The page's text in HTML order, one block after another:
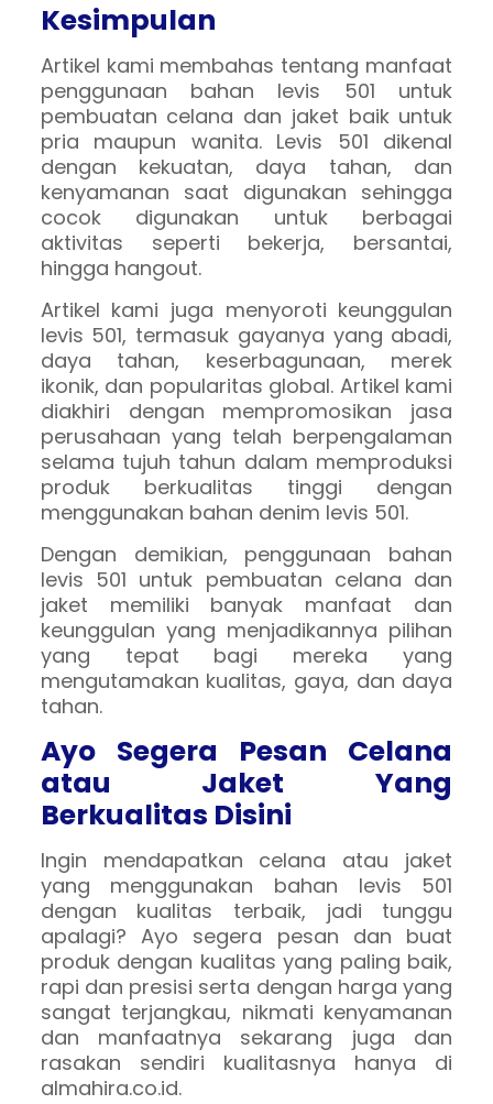
Kesimpulan
Artikel kami membahas tentang manfaat
penggunaan bahan levis 501 untuk
pembuatan celana dan jaket baik untuk
pria maupun wanita. Levis 501 dikenal
dengan kekuatan, daya tahan, dan
kenyamanan saat digunakan sehingga
cocok digunakan untuk berbagai
aktivitas seperti bekerja, bersantai,
hingga hangout.
Artikel kami juga menyoroti keunggulan
levis 501, termasuk gayanya yang abadi,
daya tahan, keserbagunaan, merek
ikonik, dan popularitas global. Artikel kami
diakhiri dengan mempromosikan jasa
perusahaan yang telah berpengalaman
selama tujuh tahun dalam memproduksi
produk berkualitas tinggi dengan
menggunakan bahan denim levis 501.
Dengan demikian, penggunaan bahan
levis 501 untuk pembuatan celana dan
jaket memiliki banyak manfaat dan
keunggulan yang menjadikannya pilihan
yang tepat bagi mereka yang
mengutamakan kualitas, gaya, dan daya
tahan.
Ayo Segera Pesan Celana
atau Jaket Yang
Berkualitas Disini
Ingin mendapatkan celana atau jaket
yang menggunakan bahan levis 501
dengan kualitas terbaik, jadi tunggu
apalagi? Ayo segera pesan dan buat
produk dengan kualitas yang paling baik,
rapi dan presisi serta dengan harga yang
sangat terjangkau, nikmati kenyamanan
dan manfaatnya sekarang juga dan
rasakan sendiri kualitasnya hanya di
almahira.co.id.